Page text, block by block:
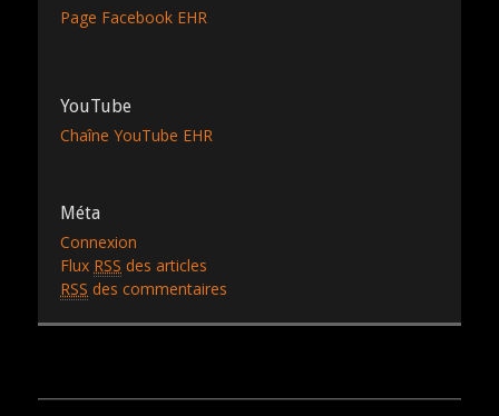
Page Facebook EHR
YouTube
Chaîne YouTube EHR
Méta
Connexion
Flux RSS des articles
RSS des commentaires